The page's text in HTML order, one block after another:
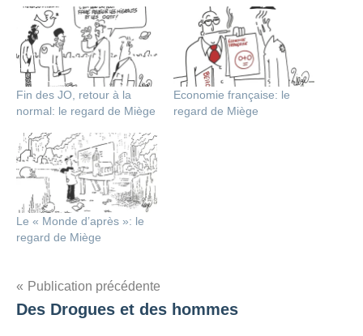
Fin des JO, retour à la
normal: le regard de Miège
Economie française: le
regard de Miège
Le « Monde d’après »: le
regard de Miège
Navigation
de
Publication précédente
Des Drogues et des hommes